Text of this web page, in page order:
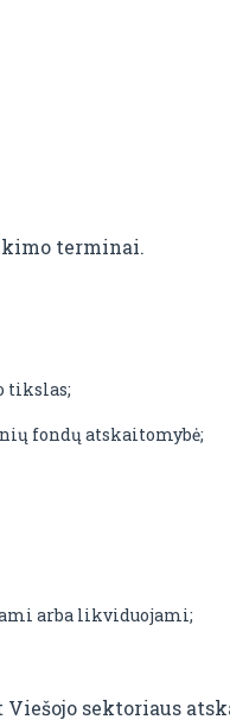
terminai.
tikslas;
fondų atskaitomybė;
arba likviduojami;
sektoriaus